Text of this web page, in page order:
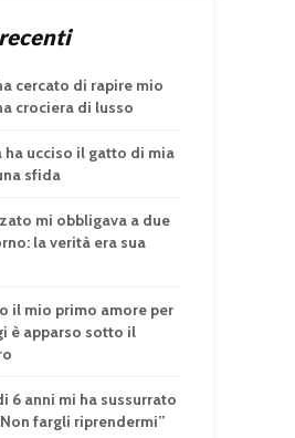
cercato di rapire mio
crociera di lusso
ha ucciso il gatto di mia
sfida
mi obbligava a due
la verità era sua
il mio primo amore per
è apparso sotto il
6 anni mi ha sussurrato
fargli riprendermi”